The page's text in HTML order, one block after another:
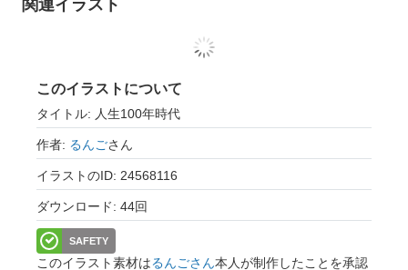
関連イラスト
このイラストについて
タイトル: 人生100年時代
作者: るんごさん
イラストのID: 24568116
ダウンロード: 44回
SAFETY
このイラスト素材はるんごさん本人が制作したことを承認